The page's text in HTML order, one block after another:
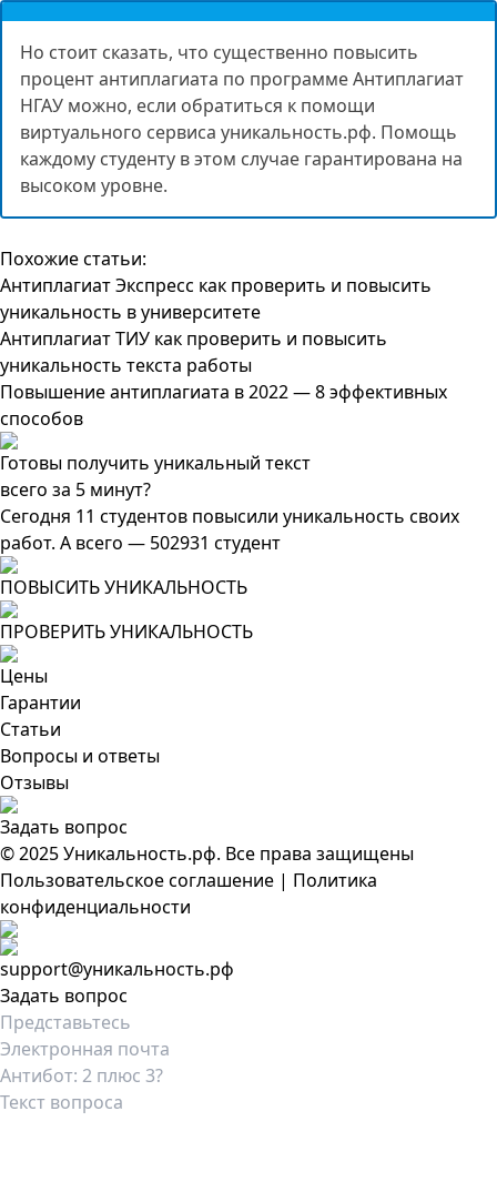
Но стоит сказать, что существенно повысить
процент антиплагиата по программе Антиплагиат
НГАУ можно, если обратиться к помощи
виртуального сервиса уникальность.рф. Помощь
каждому студенту в этом случае гарантирована на
высоком уровне.
Похожие статьи:
Антиплагиат Экспресс как проверить и повысить
уникальность в университете
Антиплагиат ТИУ как проверить и повысить
уникальность текста работы
Повышение антиплагиата в 2022 — 8 эффективных
способов
Готовы получить уникальный текст
всего за 5 минут?
Сегодня 11 студентов повысили уникальность своих
работ. А всего — 502931 студент
ПОВЫСИТЬ УНИКАЛЬНОСТЬ
ПРОВЕРИТЬ УНИКАЛЬНОСТЬ
Цены
Гарантии
Статьи
Вопросы и ответы
Отзывы
Задать вопрос
© 2025 Уникальность.рф. Все права защищены
Пользовательское соглашение | Политика
конфиденциальности
support@уникальность.рф
Задать вопрос